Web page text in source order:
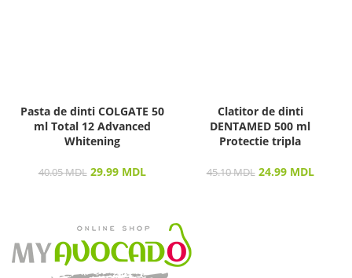
Pasta de dinti COLGATE 50
ml Total 12 Advanced
Whitening
40.05MDL 29.99 MDL
Clatitor de dinti
DENTAMED 500 ml
Protectie tripla
45.10MDL 24.99 MDL